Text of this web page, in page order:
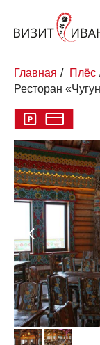
Главная / Плёс
Ресторан